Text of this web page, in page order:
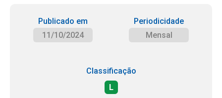
Publicado em
11/10/2024
Periodicidade
Mensal
Classificação
L